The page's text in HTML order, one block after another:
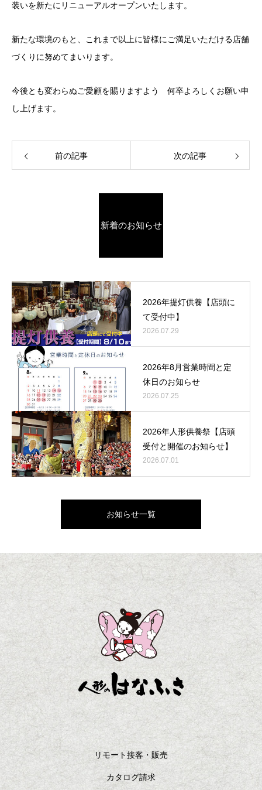
装いを新たにリニューアルオープンいたします。
新たな環境のもと、これまで以上に皆様にご満足いただける店舗
づくりに努めてまいります。
今後とも変わらぬご愛顧を賜りますよう 何卒よろしくお願い申
し上げます。
前の記事 次の記事
新着のお知らせ
2026年提灯供養【店頭に
て受付中】
2026.07.29
2026年8月営業時間と定
休日のお知らせ
2026.07.25
2026年人形供養祭【店頭
受付と開催のお知らせ】
2026.07.01
お知らせ一覧
リモート接客・販売
カタログ請求